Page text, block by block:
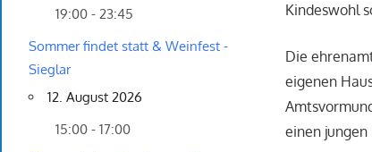
Kindeswohl
Die
eigenen
einen
19:00 - 23:45
Sommer findet statt & Weinfest -
Sieglar
12. August 2026
15:00 - 17:00